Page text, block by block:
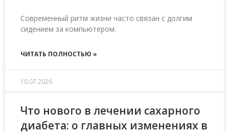
Современный ритм жизни часто связан с долгим
сидением за компьютером.
ЧИТАТЬ ПОЛНОСТЬЮ »
10.07.2026
Что нового в лечении сахарного
диабета: о главных изменениях в